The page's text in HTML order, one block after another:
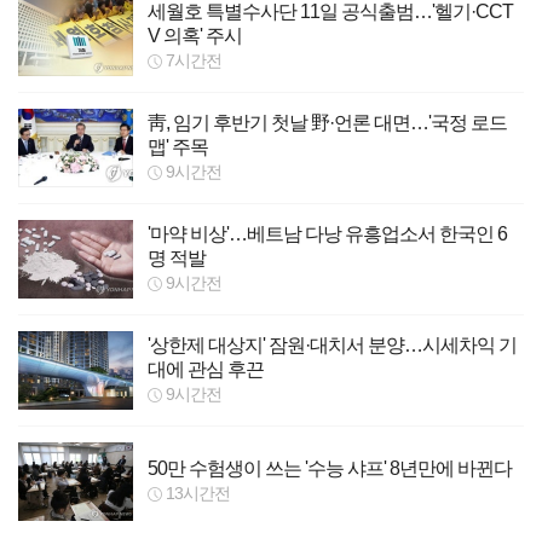
세월호 특별수사단 11일 공식출범…'헬기·CCT
V 의혹' 주시
7시간전
靑, 임기 후반기 첫날 野·언론 대면…'국정 로드
맵' 주목
9시간전
'마약 비상'…베트남 다낭 유흥업소서 한국인 6
명 적발
9시간전
'상한제 대상지' 잠원·대치서 분양…시세차익 기
대에 관심 후끈
9시간전
50만 수험생이 쓰는 '수능 샤프' 8년만에 바뀐다
13시간전